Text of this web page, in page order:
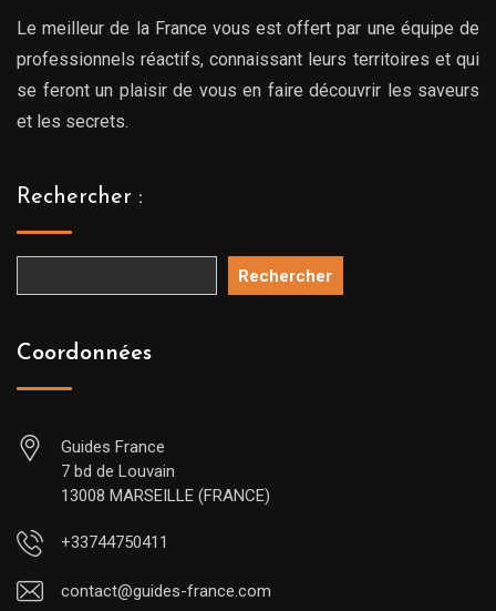
Le meilleur de la France vous est offert par une équipe de
professionnels réactifs, connaissant leurs territoires et qui
se feront un plaisir de vous en faire découvrir les saveurs
et les secrets.
Rechercher :
Rechercher
Coordonnées
Guides France
7 bd de Louvain
13008 MARSEILLE (FRANCE)
+33744750411
contact@guides-france.com